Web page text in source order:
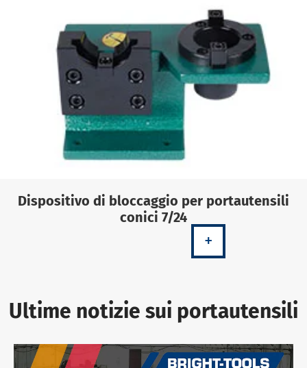
Dispositivo di bloccaggio per portautensili
conici 7/24
+
Ultime notizie sui portautensili